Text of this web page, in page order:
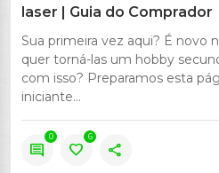
laser | Guia do Comprador
Sua primeira vez aqui? É novo
quer torná-las um hobby
com isso? Preparamos esta
iniciante...
comment
0
favorite
6
share